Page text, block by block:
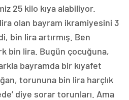
25 kilo kıya alabiliyor.
olan bayram ikramiyesini 3
bin lira artırmış. Ben
bin lira. Bugün çocuğuna,
bayramda bir kıyafet
torununa bin lira harçlık
diye sorar torunları. Ama